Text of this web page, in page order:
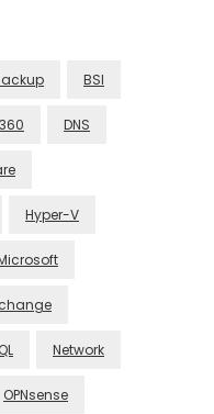
BSI
DNS
Hyper-V
Network
OPNsense